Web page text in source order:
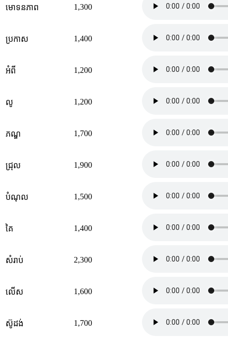
មោទនភាព 1,300
ប្រកាស 1,400
អំពី 1,200
លូ 1,200
ភណ្ឌ 1,700
ជ្រុល 1,900
បំណុល 1,500
គៃ 1,400
សំរាប់ 2,300
លើស 1,600
ស៊ូដង់ 1,700